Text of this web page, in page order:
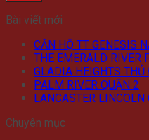
Bài viết mới
CĂN HỘ TT GENESIS
THE EMERALD RIVER
GLADIA HEIGHTS THỦ
PALM RIVER QUẬN 2
LANCASTER LINCOLN
Chuyên mục